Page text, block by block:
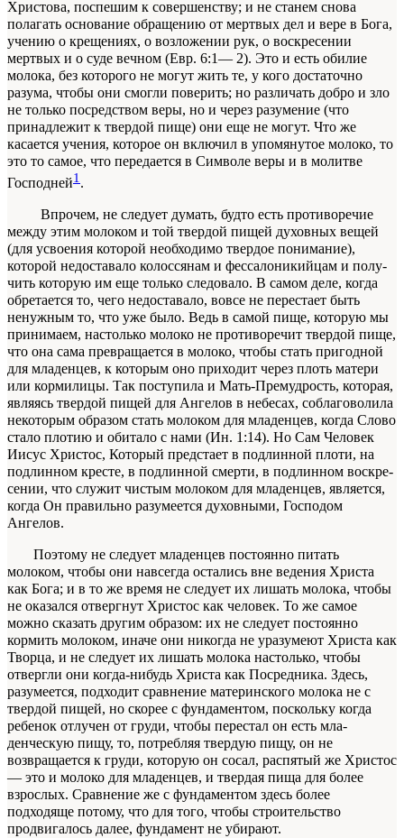
Хри­стова, поспешим к совершенству; и не станем сно­ва
полагать основание обращению от мертвых дел и вере в Бога,
учению о крещениях, о возложении рук, о воскресении
мертвых и о суде вечном (Евр. 6:1— 2). Это и есть обилие
молока, без которого не мо­гут жить те, у кого достаточно
разума, чтобы они смогли поверить; но различать добро и зло
не толь­ко посредством веры, но и через разумение (что
принадлежит к твердой пище) они еще не могут. Что же
касается учения, которое он включил в упо­мянутое молоко, то
это то самое, что передается в Символе веры и в молитве
Господней1 .
Впрочем, не следует думать, будто есть противоречие
между этим молоком и той твер­дой пищей духовных вещей
(для усвоения которой необходимо твердое понимание),
которой недо­ставало колоссянам и фессалоникийцам и полу­
чить которую им еще только следовало. В самом деле, когда
обретается то, чего недоставало, во­все не перестает быть
ненужным то, что уже было. Ведь в самой пище, которую мы
принимаем, на­столько молоко не противоречит твердой пище,
что она сама превращается в молоко, чтобы стать пригодной
для младенцев, к которым оно прихо­дит через плоть матери
или кормилицы. Так по­ступила и Мать-Премудрость, которая,
являясь твердой пищей для Ангелов в небесах, соблагово­лила
некоторым образом стать молоком для мла­денцев, когда Слово
стало плотию и обитало с нами (Ин. 1:14). Но Сам Человек
Иисус Христос, Кото­рый предстает в подлинной плоти, на
подлинном кресте, в подлинной смерти, в подлинном воскре­
сении, что служит чистым молоком для младенцев, является,
когда Он правильно разумеется духовны­ми, Господом
Ангелов.
Поэтому не следует младенцев постоянно питать
молоком, чтобы они навсегда остались вне ведения Христа
как Бога; и в то же время не следу­ет их лишать молока, чтобы
не оказался отвергнут Христос как человек. То же самое
можно сказать другим образом: их не следует постоянно
кормить молоком, иначе они никогда не уразумеют Хри­ста как
Творца, и не следует их лишать молока на­столько, чтобы
отвергли они когда-нибудь Христа как Посредника. Здесь,
разумеется, подходит срав­нение материнского молока не с
твердой пищей, но скорее с фундаментом, поскольку когда
ребе­нок отлучен от груди, чтобы перестал он есть мла­
денческую пищу, то, потребляя твердую пищу, он не
возвращается к груди, которую он сосал, рас­пятый же Христос
— это и молоко для младенцев, и твердая пища для более
взрослых. Сравнение же с фундаментом здесь более
подходяще потому, что для того, чтобы строительство
продвигалось далее, фундамент не убирают.